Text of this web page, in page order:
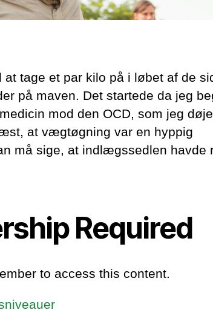
at tage et par kilo på i løbet af de
på maven. Det startede da jeg
mod den OCD, som jeg
at vægtøgning var en hyppig
må sige, at indlægssedlen havde
Required
to access this content.